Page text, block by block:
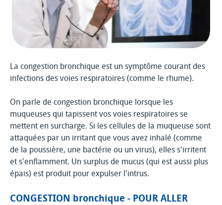
La congestion bronchique est un symptôme courant des
infections des voies respiratoires (comme le rhume).
On parle de congestion bronchique lorsque les
muqueuses qui tapissent vos voies respiratoires se
mettent en surcharge. Si les cellules de la muqueuse sont
attaquées par un irritant que vous avez inhalé (comme
de la poussière, une bactérie ou un virus), elles s'irritent
et s'enflamment. Un surplus de mucus (qui est aussi plus
épais) est produit pour expulser l'intrus.
CONGESTION bronchique - POUR ALLER